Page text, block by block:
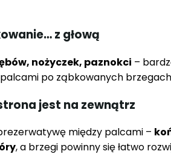
z głową
nożyczek, paznokci –
palcami po ząbkowanych
jest na zewnątrz
między palcami –
, a brzegi powinny się łatwo